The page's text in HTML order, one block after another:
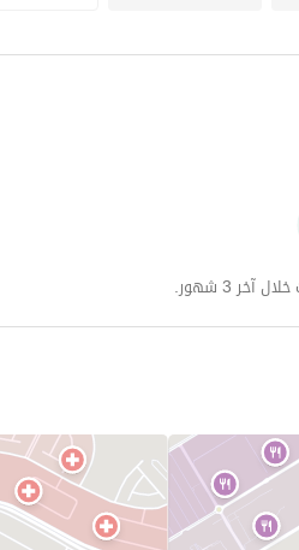
3 شهور.